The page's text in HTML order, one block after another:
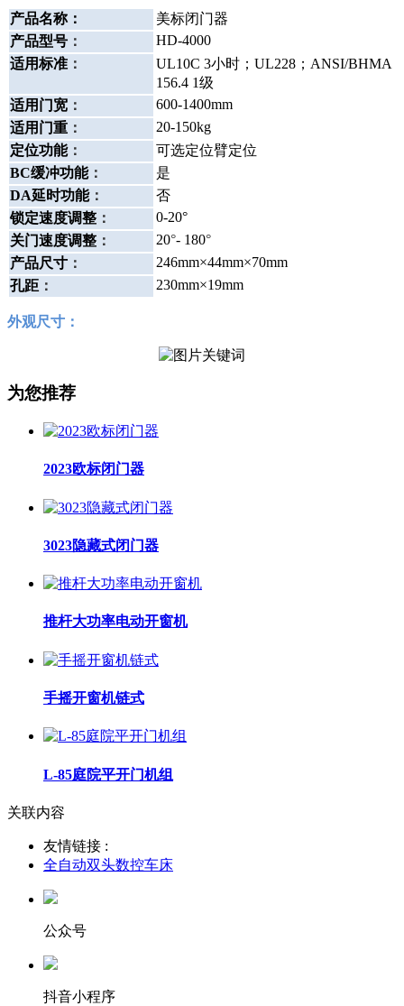
产品名称：
美标闭门器
产品型号 ：
HD-4000
适用标准 ：
UL10C 3小时；UL228；ANSI/BHMA
156.4 1级
适用门宽 ：
600-1400mm
适用门重 ：
20-150kg
定位功能：
可选定位臂定位
BC缓冲功能：
是
DA延时功能：
否
锁定速度调整 ：
0-20°
关门速度调整 ： 20°- 180°
产品尺寸 ：
246mm×44mm×70mm
孔距 ： 230mm×19mm
外观尺寸：
为您推荐
2023欧标闭门器
3023隐藏式闭门器
推杆大功率电动开窗机
手摇开窗机链式
L-85庭院平开门机组
关联内容
友情链接 :
全自动双头数控车床
公众号
抖音小程序